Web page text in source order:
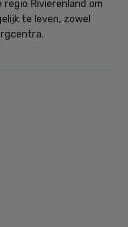
Rivierenland om
te leven, zowel